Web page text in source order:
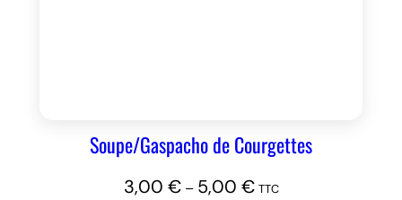
Soupe/Gaspacho de Courgettes
3,00 €– 5,00 € TTC